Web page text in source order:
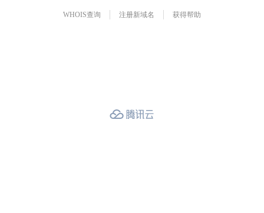
WHOIS查询 注册新域名 获得帮助